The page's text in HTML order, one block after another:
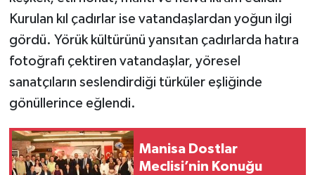
Kurulan kıl çadırlar ise vatandaşlardan yoğun ilgi
gördü. Yörük kültürünü yansıtan çadırlarda hatıra
fotoğrafı çektiren vatandaşlar, yöresel
sanatçıların seslendirdiği türküler eşliğinde
gönüllerince eğlendi.
Manisa Dostlar
Meclisi’nin Konuğu